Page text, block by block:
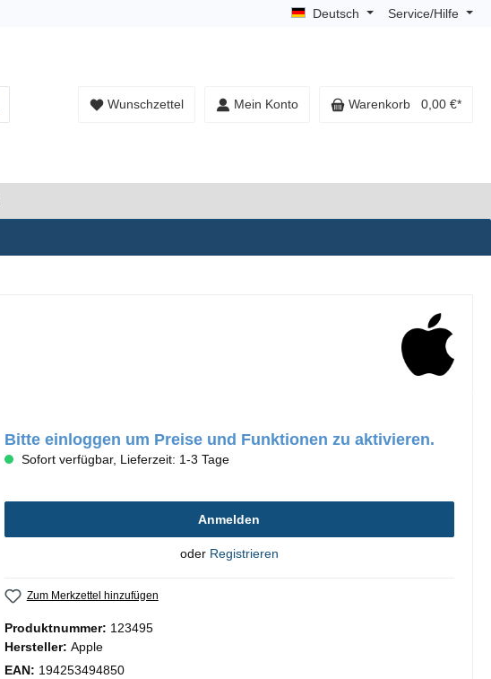
Deutsch Service/Hilfe
Wunschzettel Mein Konto Warenkorb 0,00 €*
Bitte einloggen um Preise und Funktionen zu aktivieren.
Sofort verfügbar, Lieferzeit: 1-3 Tage
Anmelden
oder Registrieren
Zum Merkzettel hinzufügen
Produktnummer: 123495
Hersteller: Apple
EAN: 194253494850